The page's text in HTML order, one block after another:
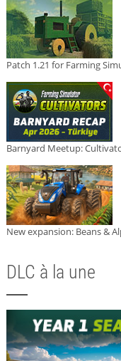
Patch 1.21 for Farming
Barnyard Meetup:
New expansion: Beans &
DLC à la une